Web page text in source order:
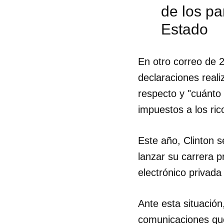
de los
Estado
En otro correo de
declaraciones
respecto y
impuestos a los
Este año, Clinton
lanzar su carrera
electrónico
Ante esta
comunicaciones